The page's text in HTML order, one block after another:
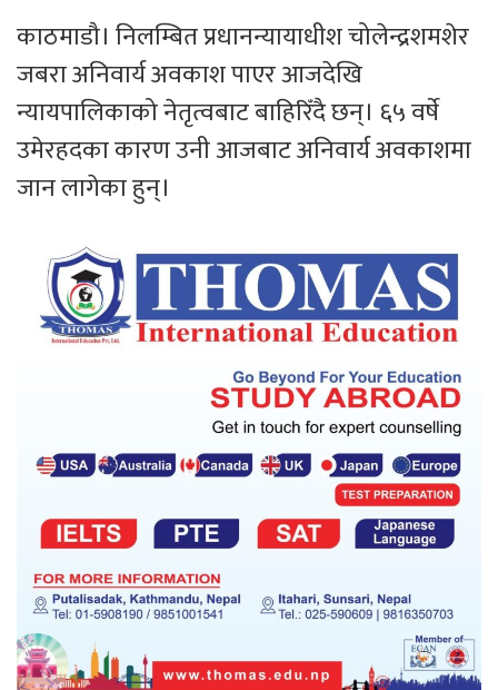
काठमाडौ। निलम्बित प्रधानन्यायाधीश चोलेन्द्रशमशेर
जबरा अनिवार्य अवकाश पाएर आजदेखि
न्यायपालिकाको नेतृत्वबाट बाहिरिँदै छन्। ६५ वर्षे
उमेरहदका कारण उनी आजबाट अनिवार्य अवकाशमा
जान लागेका हुन्।